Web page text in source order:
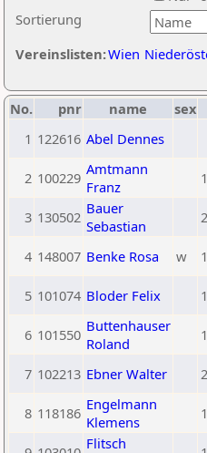
Sortierung
Vereinslisten:Wien
No. pnr name sex
1 122616 Abel Dennes
2 100229 Amtmann
Franz
3 130502 Bauer
Sebastian
4 148007 Benke Rosa w
5 101074 Bloder Felix
6 101550 Buttenhauser
Roland
7 102213 Ebner Walter
8 118186 Engelmann
Klemens
Flitsch